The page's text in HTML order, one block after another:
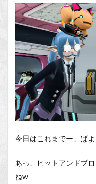
今日はこれまでー、ばよ
あっ、ヒットアンドブ
ねw